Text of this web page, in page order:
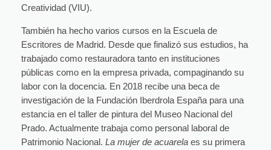
Creatividad (VIU).
También ha hecho varios cursos en la Escuela de
Escritores de Madrid. Desde que finalizó sus estudios, ha
trabajado como restauradora tanto en instituciones
públicas como en la empresa privada, compaginando su
labor con la docencia. En 2018 recibe una beca de
investigación de la Fundación Iberdrola España para una
estancia en el taller de pintura del Museo Nacional del
Prado. Actualmente trabaja como personal laboral de
Patrimonio Nacional. La mujer de acuarelaes su primera